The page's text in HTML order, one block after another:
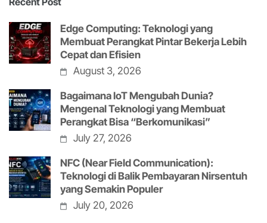
Edge Computing: Teknologi yang
Membuat Perangkat Pintar Bekerja Lebih
Cepat dan Efisien
August 3, 2026
Bagaimana IoT Mengubah Dunia?
Mengenal Teknologi yang Membuat
Perangkat Bisa “Berkomunikasi”
July 27, 2026
NFC (Near Field Communication):
Teknologi di Balik Pembayaran Nirsentuh
yang Semakin Populer
July 20, 2026